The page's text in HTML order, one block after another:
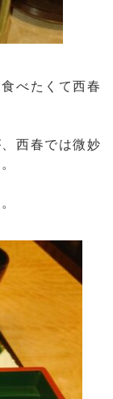
べたくて西春
西春では微妙